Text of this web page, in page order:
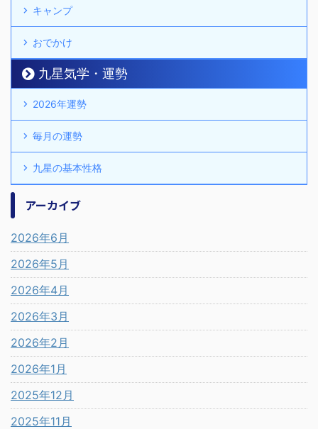
キャンプ
おでかけ
九星気学・運勢
2026年運勢
毎月の運勢
九星の基本性格
アーカイブ
2026年6月
2026年5月
2026年4月
2026年3月
2026年2月
2026年1月
2025年12月
2025年11月